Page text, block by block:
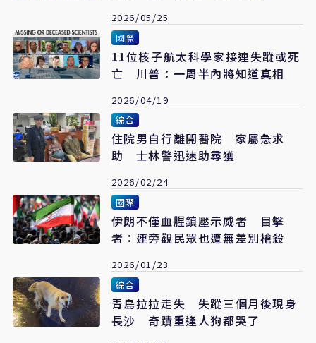
2026/05/25
國際
11位核子航太科學家接連失蹤或死
亡 川普：一周半內將知道真相
2026/04/19
綜合
住院男自行離開醫院 家屬急求
助 士林警迅速助尋獲
2026/02/24
國際
伊朗不僅血腥鎮壓示威者 目擊
者：連旁觀民眾也遭無差別槍殺
2026/01/23
綜合
青島拉拉走失 失蹤三個月後現身
長沙 奇蹟重逢人狗都哭了